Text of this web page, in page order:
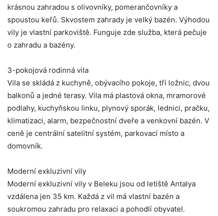
krásnou zahradou s olivovníky, pomerančovníky a
spoustou keřů. Skvostem zahrady je velký bazén. Výhodou
vily je vlastní parkoviště. Funguje zde služba, která pečuje
o zahradu a bazény.
3-pokojová rodinná vila
Vila se skládá z kuchyně, obývacího pokoje, tří ložnic, dvou
balkonů a jedné terasy. Vila má plastová okna, mramorové
podlahy, kuchyňskou linku, plynový sporák, lednici, pračku,
klimatizaci, alarm, bezpečnostní dveře a venkovní bazén. V
ceně je centrální satelitní systém, parkovací místo a
domovník.
Moderní exkluzivní vily
Moderní exkluzivní vily v Beleku jsou od letiště Antalya
vzdálena jen 35 km. Každá z vil má vlastní bazén a
soukromou zahradu pro relaxaci a pohodlí obyvatel.
fungovaly při
vaší
návštěvě co
nejlépe.
Pokud tyto
cookies
funkce z
webu zmizí.
Marketing
Sdílením svých
zájmů a chování
při návštěvě
našich stránek
personalizovaného
obsahu a nabídek.